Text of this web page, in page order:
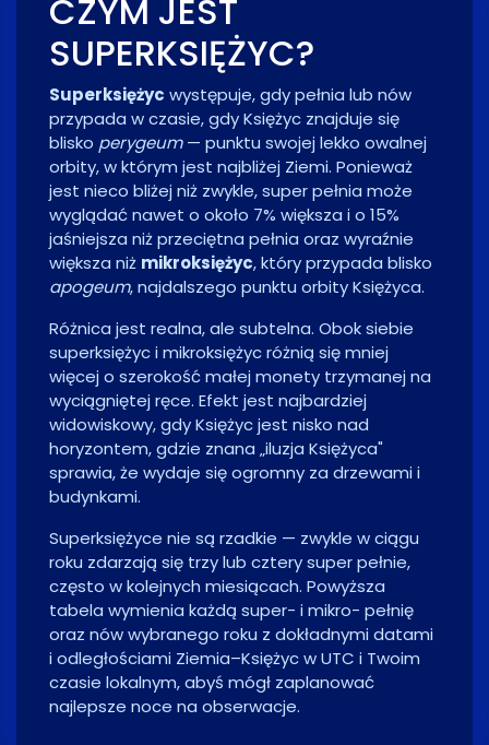
CZYM JEST
SUPERKSIĘŻYC?
Superksiężyc występuje, gdy pełnia lub nów
przypada w czasie, gdy Księżyc znajduje się
blisko perygeum— punktu swojej lekko owalnej
orbity, w którym jest najbliżej Ziemi. Ponieważ
jest nieco bliżej niż zwykle, super pełnia może
wyglądać nawet o około 7% większa i o 15%
jaśniejsza niż przeciętna pełnia oraz wyraźnie
większa niż mikroksiężyc, który przypada blisko
apogeum, najdalszego punktu orbity Księżyca.
Różnica jest realna, ale subtelna. Obok siebie
superksiężyc i mikroksiężyc różnią się mniej
więcej o szerokość małej monety trzymanej na
wyciągniętej ręce. Efekt jest najbardziej
widowiskowy, gdy Księżyc jest nisko nad
horyzontem, gdzie znana „iluzja Księżyca"
sprawia, że wydaje się ogromny za drzewami i
budynkami.
Superksiężyce nie są rzadkie — zwykle w ciągu
roku zdarzają się trzy lub cztery super pełnie,
często w kolejnych miesiącach. Powyższa
tabela wymienia każdą super- i mikro- pełnię
oraz nów wybranego roku z dokładnymi datami
i odległościami Ziemia–Księżyc w UTC i Twoim
czasie lokalnym, abyś mógł zaplanować
najlepsze noce na obserwacje.